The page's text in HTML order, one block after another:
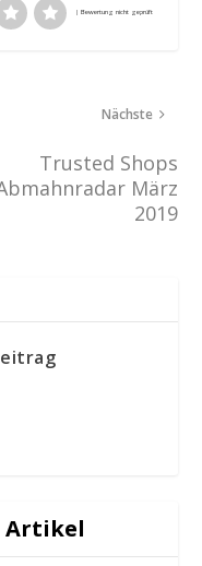
Nächste
Trusted Shops
März
2019
Artikel